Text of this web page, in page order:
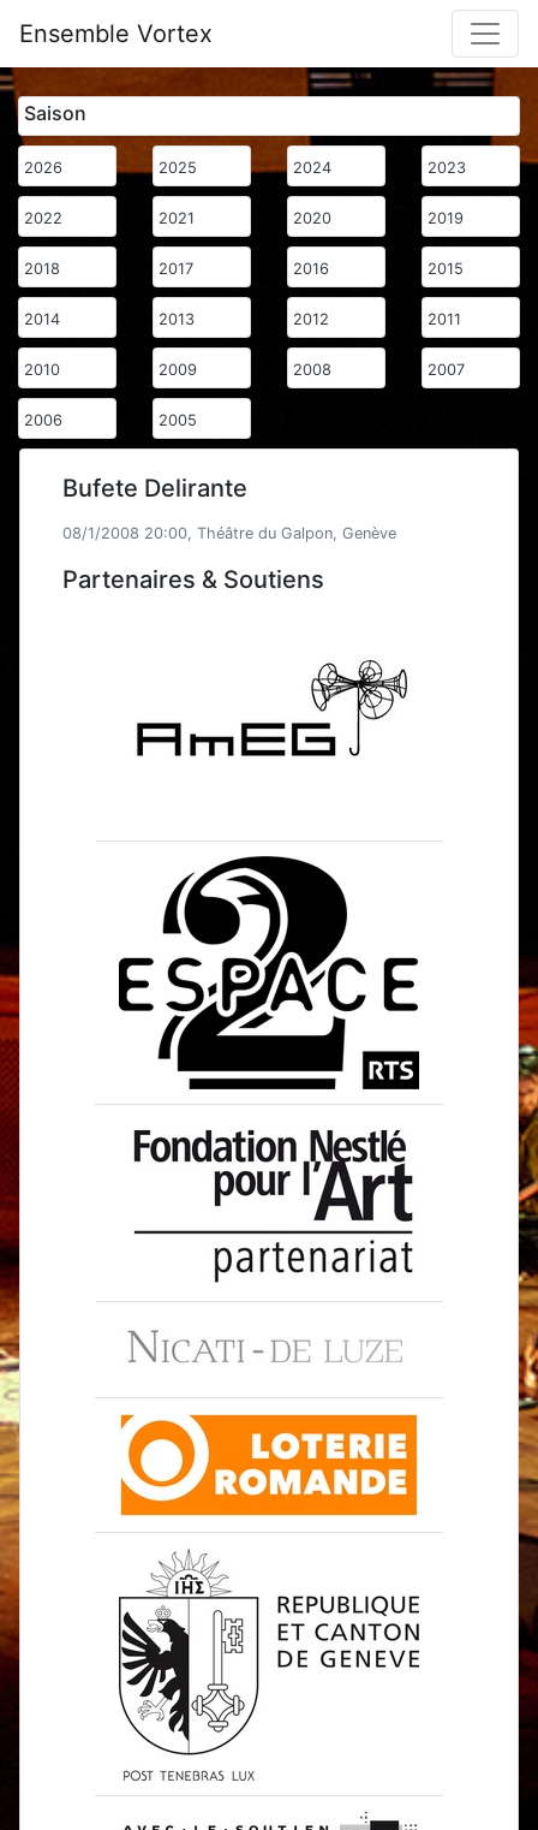
Ensemble Vortex
Saison
2026 2025 2024 2023
2022 2021 2020 2019
2018 2017 2016 2015
2014 2013 2012 2011
2010 2009 2008 2007
2006 2005
Bufete Delirante
08/1/2008 20:00, Théâtre du Galpon, Genève
Partenaires & Soutiens